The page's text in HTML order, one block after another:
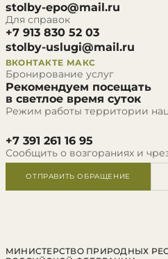
stolby-epo@mail.ru
Для справок
+7 913 830 52 03
stolby-uslugi@mail.ru
ВКОНТАКТЕ МАКС
Бронирование услуг
Рекомендуем посещать
в светлое время суток
Режим работы территории
+7 391 261 16 95
Сообщить о возгораниях и
ОТПРАВИТЬ ОБРАЩЕНИЕ
МИНИСТЕРСТВО ПРИРОДНЫХ